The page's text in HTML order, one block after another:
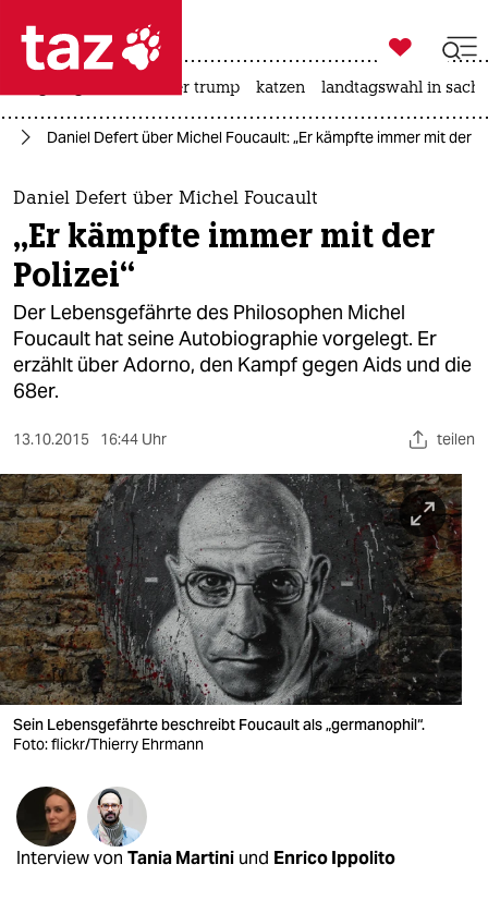
 taz zahl ich
taz zahl ich
themen
politik
öko
gesellschaft
kultur
sport
berlin
nord
wahrheit
verlag
verlag
veranstaltungen
fragen & hilfe
unterstützen

taz zahl ich
usa unter trump katzen landtagswahl in
Daniel Defert über Michel Foucault: „Er kämpfte immer mit der
Daniel Defert über Michel Foucault
„Er kämpfte immer mit der
Polizei“
Der Lebensgefährte des Philosophen Michel
Foucault hat seine Autobiographie vorgelegt. Er
erzählt über Adorno, den Kampf gegen Aids und die
68er.
13.10.2015 16:44 Uhr teilen
Sein Lebensgefährte beschreibt Foucault als „germanophil“.
Foto: flickr/Thierry Ehrmann
Interview von Tania Martini und Enrico Ippolito